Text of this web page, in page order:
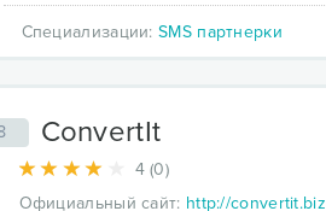
Специализации:SMS партнерки
ConvertIt
4 (0)
Официальный сайт: http://convertit.biz